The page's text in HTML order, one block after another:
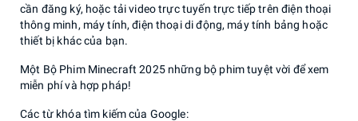
cần đăng ký, hoặc tải video trực tuyến trực tiếp trên điện thoại
thông minh, máy tính, điện thoại di động, máy tính bảng hoặc
thiết bị khác của bạn.
Một Bộ Phim Minecraft 2025 những bộ phim tuyệt vời để xem
miễn phí và hợp pháp!
Các từ khóa tìm kiếm của Google: